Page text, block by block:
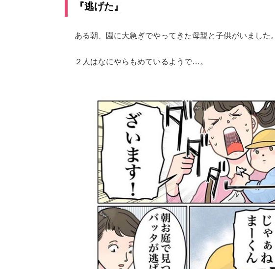
『逃げた』
ある朝、園に大急ぎでやってきた母親と子供がいました。
２人はなにやらもめているようで…。